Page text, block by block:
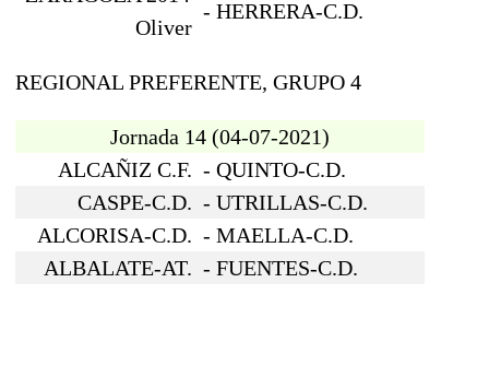
Oliver
- HERRERA-C.D.
REGIONAL PREFERENTE, GRUPO 4
Jornada 14 (04-07-2021)
ALCAÑIZ C.F. - QUINTO-C.D.
CASPE-C.D. - UTRILLAS-C.D.
ALCORISA-C.D. - MAELLA-C.D.
ALBALATE-AT. - FUENTES-C.D.